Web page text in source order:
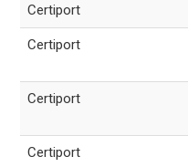
Certiport
Certiport
Certiport
Certiport